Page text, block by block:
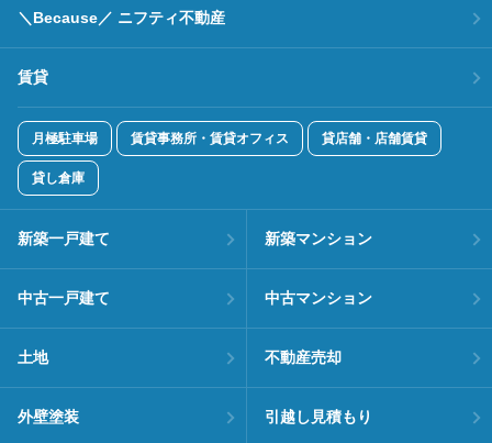
＼Because／ ニフティ不動産
賃貸
月極駐車場 賃貸事務所・賃貸オフィス 貸店舗・店舗賃貸
貸し倉庫
新築一戸建て 新築マンション
中古一戸建て 中古マンション
土地 不動産売却
外壁塗装 引越し見積もり